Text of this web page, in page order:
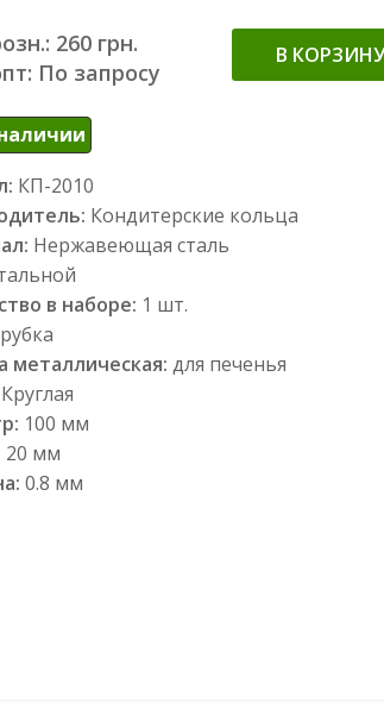
260 грн.
По запросу
В КОРЗИНУ
КП-2010
Кондитерские кольца
Нержавеющая сталь
в наборе: 1 шт.
металлическая: для печенья
Круглая
100 мм
20 мм
0.8 мм